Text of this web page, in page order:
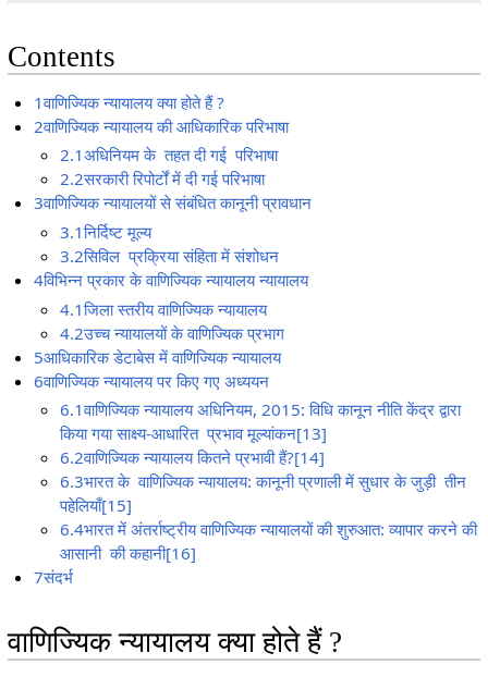
Contents
1वाणिज्यिक न्यायालय क्या होते हैं ?
2वाणिज्यिक न्यायालय की आधिकारिक परिभाषा
2.1अधिनियम के तहत दी गई परिभाषा
2.2सरकारी रिपोर्टों में दी गई परिभाषा
3वाणिज्यिक न्यायालयों से संबंधित कानूनी प्रावधान
3.1निर्दिष्ट मूल्य
3.2सिविल प्रक्रिया संहिता में संशोधन
4विभिन्न प्रकार के वाणिज्यिक न्यायालय न्यायालय
4.1जिला स्तरीय वाणिज्यिक न्यायालय
4.2उच्च न्यायालयों के वाणिज्यिक प्रभाग
5आधिकारिक डेटाबेस में वाणिज्यिक न्यायालय
6वाणिज्यिक न्यायालय पर किए गए अध्ययन
6.1वाणिज्यिक न्यायालय अधिनियम, 2015: विधि कानून नीति केंद्र द्वारा
किया गया साक्ष्य-आधारित प्रभाव मूल्यांकन[13]
6.2वाणिज्यिक न्यायालय कितने प्रभावी हैं?[14]
6.3भारत के वाणिज्यिक न्यायालय: कानूनी प्रणाली में सुधार के जुड़ी तीन
पहेलियाँ[15]
6.4भारत में अंतर्राष्ट्रीय वाणिज्यिक न्यायालयों की शुरुआत: व्यापार करने की
आसानी की कहानी[16]
7संदर्भ
वाणिज्यिक न्यायालय क्या होते हैं ?